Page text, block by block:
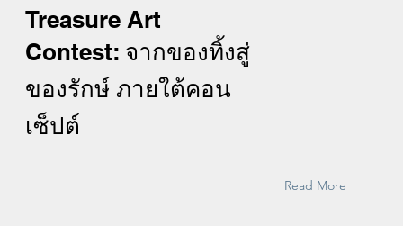
Treasure Art
Contest: จากของทิ้งสู่
ของรักษ์ ภายใต้คอน
เซ็ปต์
Read More